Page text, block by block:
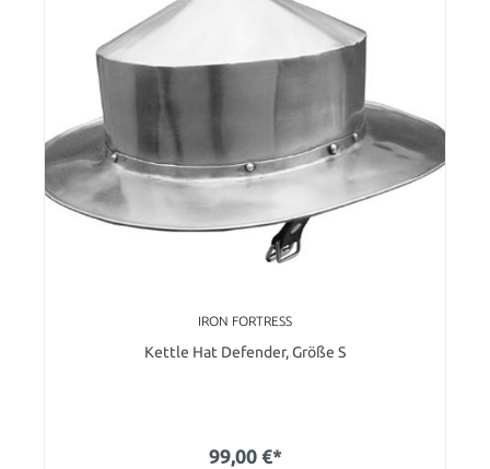
IRON FORTRESS
Kettle Hat Defender, Größe S
99,00 €*